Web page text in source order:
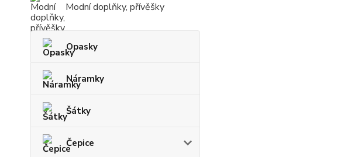
Modní doplňky, přívěšky
Opasky
Náramky
Šátky
Čepice